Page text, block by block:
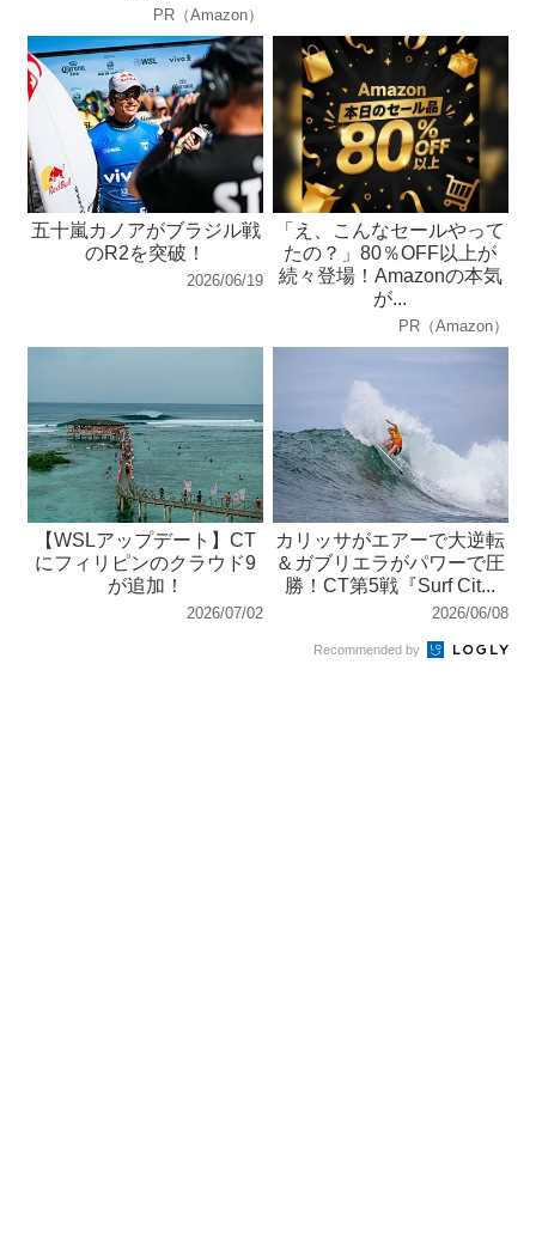
PR（Amazon）
五十嵐カノアがブラジル戦
のR2を突破！
2026/06/19
「え、こんなセールやって
たの？」80％OFF以上が
続々登場！Amazonの本気
が...
PR（Amazon）
【WSLアップデート】CT
にフィリピンのクラウド9
が追加！
2026/07/02
カリッサがエアーで大逆転
＆ガブリエラがパワーで圧
勝！CT第5戦『Surf Cit...
2026/06/08
Recommended by